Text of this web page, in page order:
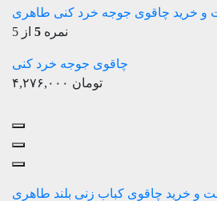
نمره 5 از 5
چاقوی جوجه خرد کنی
تومان